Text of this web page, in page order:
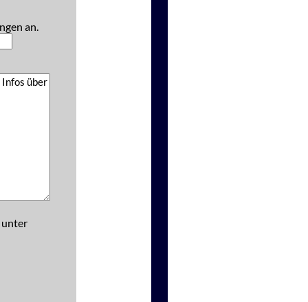
an.
unter